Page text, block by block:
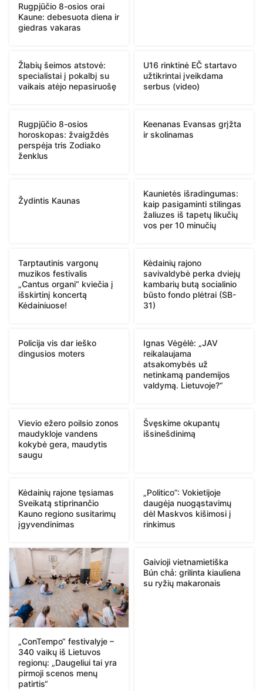
Rugpjūčio 8-osios orai
Kaune: debesuota diena ir
giedras vakaras
Žlabių šeimos atstovė:
specialistai į pokalbį su
vaikais atėjo nepasiruošę
U16 rinktinė EČ startavo
užtikrintai įveikdama
serbus (video)
Rugpjūčio 8-osios
horoskopas: žvaigždės
perspėja tris Zodiako
ženklus
Keenanas Evansas grįžta
ir skolinamas
Žydintis Kaunas
Kaunietės išradingumas:
kaip pasigaminti stilingas
žaliuzes iš tapetų likučių
vos per 10 minučių
Tarptautinis vargonų
muzikos festivalis
„Cantus organi“ kviečia į
išskirtinį koncertą
Kėdainiuose!
Kėdainių rajono
savivaldybė perka dviejų
kambarių butą socialinio
būsto fondo plėtrai (SB-
31)
Policija vis dar ieško
dingusios moters
Ignas Vėgėlė: „JAV
reikalaujama
atsakomybės už
netinkamą pandemijos
valdymą. Lietuvoje?“
Vievio ežero poilsio zonos
maudykloje vandens
kokybė gera, maudytis
saugu
Švęskime okupantų
išsinešdinimą
Kėdainių rajone tęsiamas
Sveikatą stiprinančio
Kauno regiono susitarimų
įgyvendinimas
„Politico”: Vokietijoje
daugėja nuogąstavimų
dėl Maskvos kišimosi į
rinkimus
„ConTempo“ festivalyje –
340 vaikų iš Lietuvos
regionų: „Daugeliui tai yra
pirmoji scenos menų
patirtis“
Gaivioji vietnamietiška
Bún chả: grilinta kiauliena
su ryžių makaronais